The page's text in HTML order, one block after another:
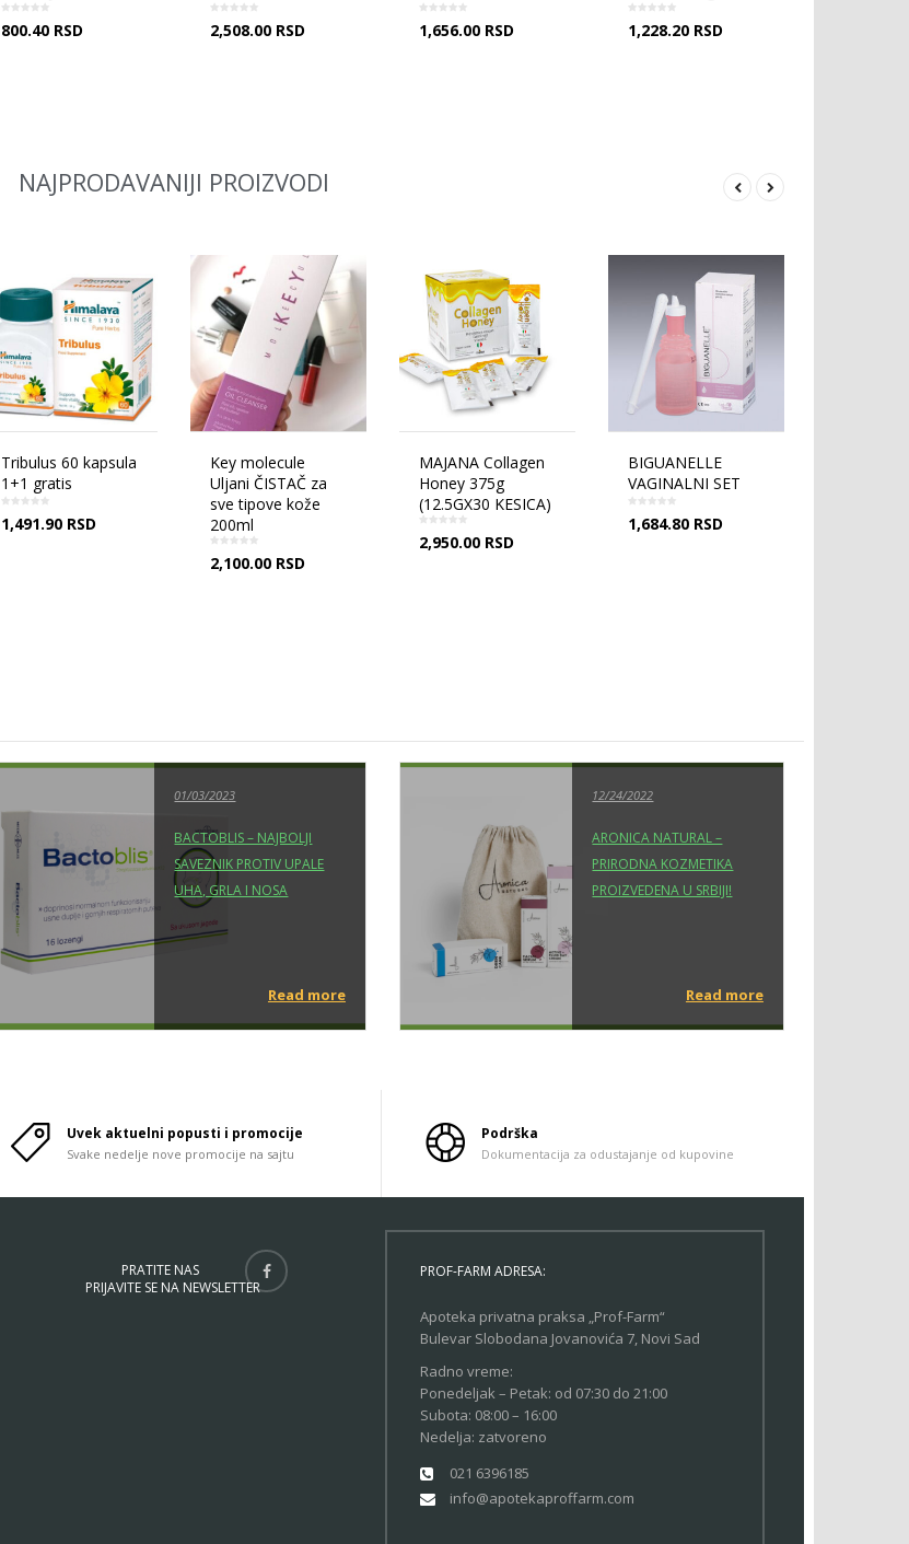
800.40 RSD 2,508.00 RSD
1,656.00 RSD
1,228.20 RSD
NAJPRODAVANIJI PROIZVODI
Key molecule
Uljani ČISTAČ za
sve tipove kože
200ml
MAJANA Collagen
Honey 375g
(12.5GX30 KESICA)
2,950.00
BIGUANELLE
VAGINALNI SET
1,684.80
Latopic probiotik
30 kapsula
4,419.28 RSD
BACTOBLIS – NAJBOLJI
SAVEZNIK PROTIV UPALE
UHA, GRLA I NOSA
01/03/2023
Read more
ARONICA NATURAL –
PRIRODNA KOZMETIKA
PROIZVEDENA U SRBIJI!
12/24/2022
Read more
Uvek aktuelni popusti i promocije
Svake nedelje nove promocije na sajtu
Podrška
Dokumentacija za odustajanje od kupovine
PRATITE NAS
PRIJAVITE SE NA NEWSLETTER
PROF-FARM ADRESA:
Apoteka privatna praksa „Prof-Farm“
Bulevar Slobodana Jovanovića 7, Novi Sad
Radno vreme:
Ponedeljak – Petak: od 07:30 do 21:00
Subota: 08:00 – 16:00
Nedelja: zatvoreno
021 6396185
info@apotekaproffarm.com